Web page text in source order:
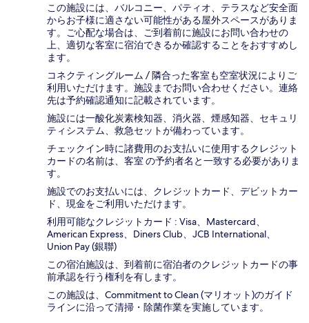
この施設には、バルコニー、パティオ、テラスなど安全面
からお子様に適さない可能性がある屋外スペースがありま
す。ご心配な場合は、ご到着前に施設にお問い合わせの
上、適切な客室に宿泊できるか確認することをおすすめし
ます。
コネクティングルーム / 隣合った客室も空室状況によりご
利用いただけます。施設までお問い合わせください。連絡
先は予約確認通知に記載されています。
施設には一酸化炭素検知器、消火器、煙感知器、セキュリ
ティシステム、救急セットが備わっています。
チェックイン時に諸費用のお支払いに使用するクレジット
カードの名前は、客室 の予約者名と一致する必要がありま
す。
施設でのお支払いには、クレジットカード、デビットカー
ド、現金をご利用いただけます。
利用可能なクレジットカード : Visa、Mastercard、
American Express、Diners Club、JCB International、
Union Pay (銀聯)
この宿泊施設は、到着前に宿泊者のクレジットカードの事
前承認を行う権利を有します。
この施設は、Commitment to Clean (マリオット)のガイド
ラインに沿って清掃・除菌作業を実施しています。